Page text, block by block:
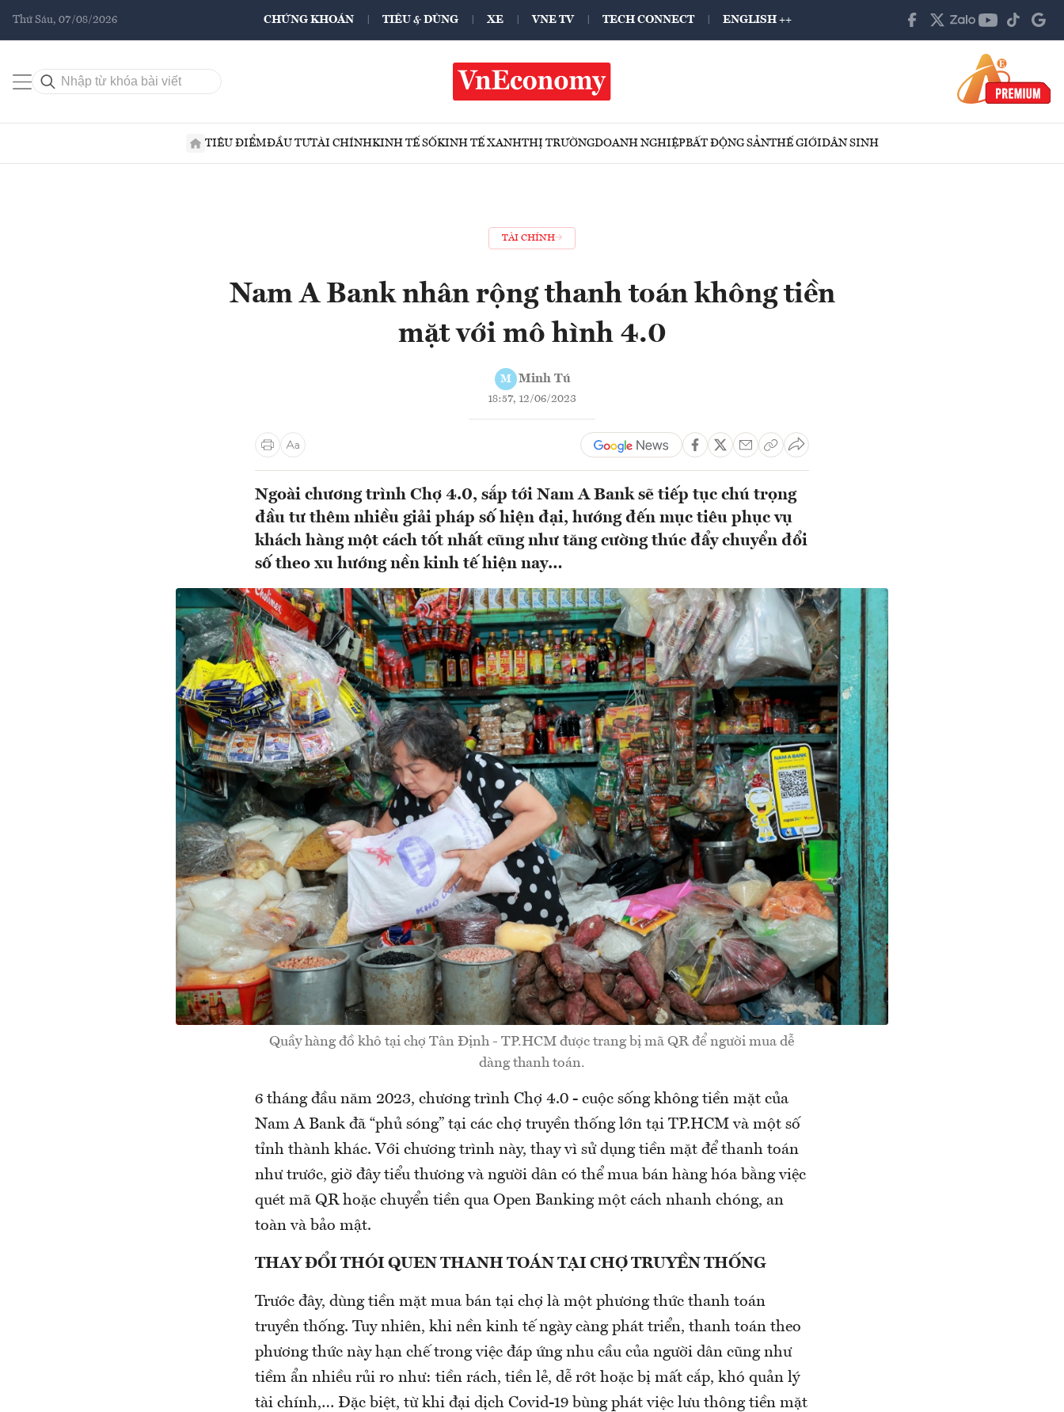
Thứ Sáu, 07/08/2026 CHỨNG KHOÁN TIÊU & DÙNG XE VNE TV TECH CONNECT ENGLISH ++
TIÊU ĐIỂMĐẦU TƯTÀI CHÍNHKINH TẾ SỐKINH TẾ XANHTHỊ TRƯỜNGDOANH NGHIỆPBẤT ĐỘNG SẢNTHẾ GIỚIDÂN SINH
TÀI CHÍNH
Nam A Bank nhân rộng thanh toán không tiền
mặt với mô hình 4.0
M Minh Tú
18:57, 12/06/2023
Ngoài chương trình Chợ 4.0, sắp tới Nam A Bank sẽ tiếp tục chú trọng
đầu tư thêm nhiều giải pháp số hiện đại, hướng đến mục tiêu phục vụ
khách hàng một cách tốt nhất cũng như tăng cường thúc đẩy chuyển đổi
số theo xu hướng nền kinh tế hiện nay…
Quầy hàng đồ khô tại chợ Tân Định - TP.HCM được trang bị mã QR để người mua dễ
dàng thanh toán.
6 tháng đầu năm 2023, chương trình Chợ 4.0 - cuộc sống không tiền mặt của
Nam A Bank đã “phủ sóng” tại các chợ truyền thống lớn tại TP.HCM và một số
tỉnh thành khác. Với chương trình này, thay vì sử dụng tiền mặt để thanh toán
như trước, giờ đây tiểu thương và người dân có thể mua bán hàng hóa bằng việc
quét mã QR hoặc chuyển tiền qua Open Banking một cách nhanh chóng, an
toàn và bảo mật.
THAY ĐỔI THÓI QUEN THANH TOÁN TẠI CHỢ TRUYỀN THỐNG
Trước đây, dùng tiền mặt mua bán tại chợ là một phương thức thanh toán
truyền thống. Tuy nhiên, khi nền kinh tế ngày càng phát triển, thanh toán theo
phương thức này hạn chế trong việc đáp ứng nhu cầu của người dân cũng như
tiềm ẩn nhiều rủi ro như: tiền rách, tiền lẻ, dễ rớt hoặc bị mất cắp, khó quản lý
tài chính,… Đặc biệt, từ khi đại dịch Covid-19 bùng phát việc lưu thông tiền mặt